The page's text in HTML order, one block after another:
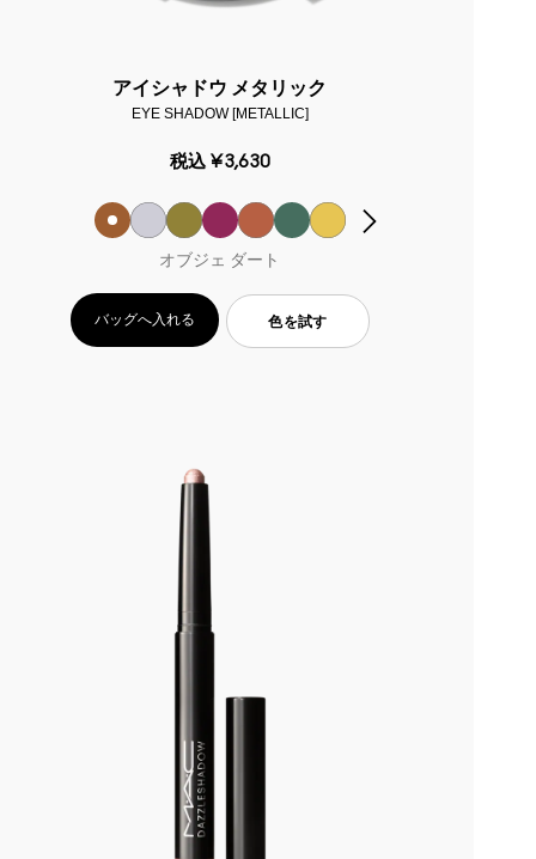
アイシャドウ メタリック
EYE SHADOW [METALLIC]
税込 ¥3,630
オブジェ ダート
バッグへ入れる 色を試す